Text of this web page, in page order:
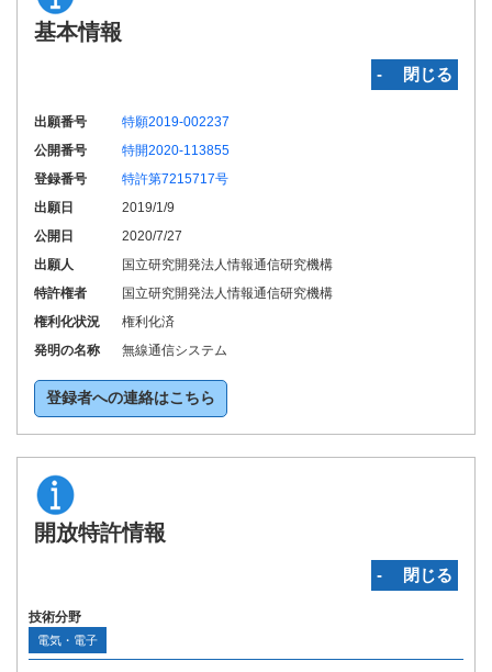
基本情報
‐ 閉じる
出願番号
特願2019-002237
公開番号
特開2020-113855
登録番号
特許第7215717号
出願日
2019/1/9
公開日
2020/7/27
出願人
国立研究開発法人情報通信研究機構
特許権者
国立研究開発法人情報通信研究機構
権利化状況
権利化済
発明の名称
無線通信システム
登録者への連絡はこちら
開放特許情報
‐ 閉じる
技術分野
電気・電子